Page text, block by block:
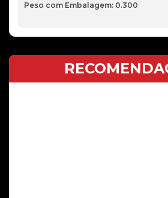
Peso com Embalagem: 0.300